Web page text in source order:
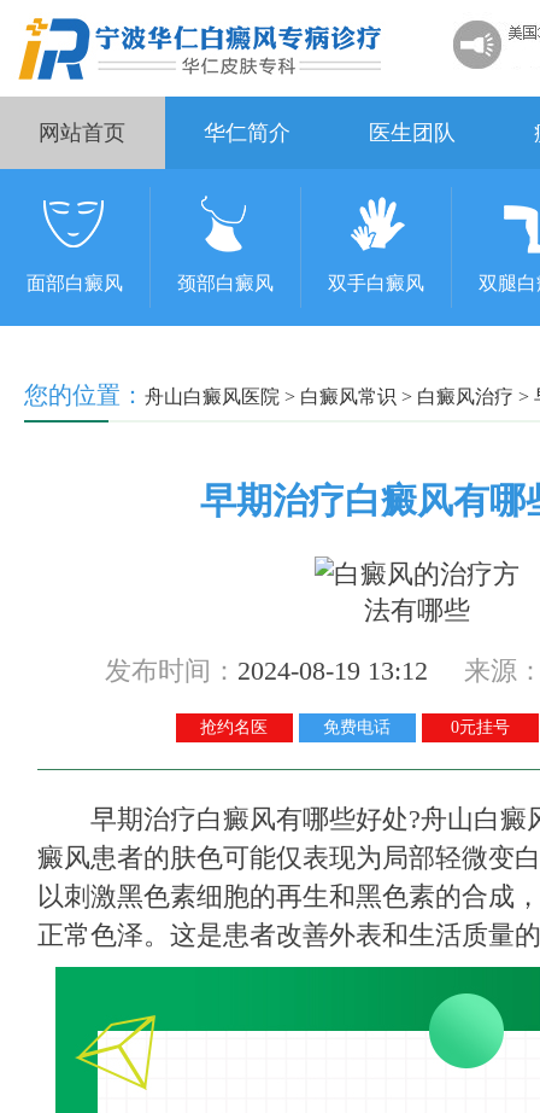
网站首页 华仁简介 医生团队
面部白癜风 颈部白癜风 双手白癜风 双腿
您的位置： 舟山白癜风医院 > 白癜风常识 > 白癜风治疗 >
早期治疗白癜风有哪
发布时间： 2024-08-19 13:12 来源
抢约名医 免费电话 0元挂号
早期治疗白癜风有哪些好处?舟山白癜
癜风患者的肤色可能仅表现为局部轻微变
以刺激黑色素细胞的再生和黑色素的合成
正常色泽。这是患者改善外表和生活质量